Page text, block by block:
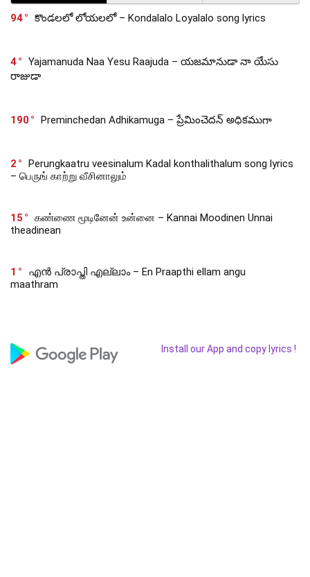
94
కొండలలో లోయలలో – Kondalalo Loyalalo song lyrics
4
Yajamanuda Naa Yesu Raajuda – యజమానుడా నా యేసు
రాజుడా
190 Preminchedan Adhikamuga – ప్రేమించెదన్ అధికముగా
2
Perungkaatru veesinalum Kadal konthalithalum song lyrics
– பெருங் காற்று வீசினாலும்
15
கண்ணை மூடினேன் உன்னை – Kannai Moodinen Unnai
theadinean
1
എൻ പ്രാപ്തി എല്ലാം – En Praapthi ellam angu
maathram
Install our App and copy lyrics !